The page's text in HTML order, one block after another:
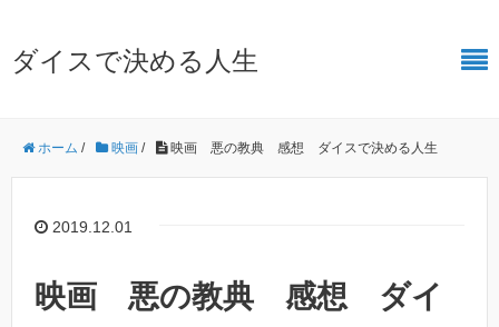
ダイスで決める人生
ホーム / 映画 / 映画 悪の教典 感想 ダイスで決める人生
2019.12.01
映画 悪の教典 感想 ダイ